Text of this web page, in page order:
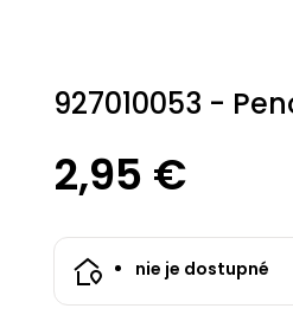
927010053 -
2,95 €
nie je dostupné